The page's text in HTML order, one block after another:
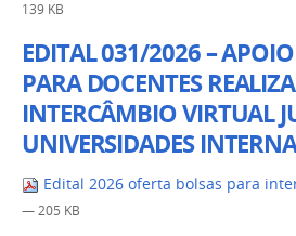
139 KB
EDITAL 031/2026 –
PARA DOCENTES
INTERCÂMBIO VIRTUAL
UNIVERSIDADES
Edital 2026 oferta bolsas para
— 205 KB